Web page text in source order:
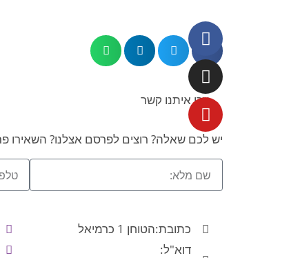
צרו איתנו קשר
יש לכם שאלה? רוצים לפרסם אצלנו? השאירו
כתובת:הטוחן 1 כרמיאל
דוא"ל: